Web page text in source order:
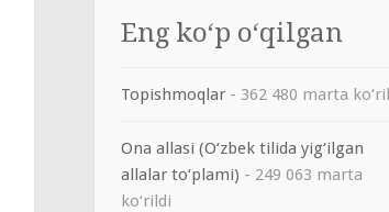
Eng ko‘p o‘qilgan
Topishmoqlar - 362 480 marta
Ona allasi (O‘zbek tilida yig‘ilgan
allalar to‘plami) - 249 063 marta
ko‘rildi